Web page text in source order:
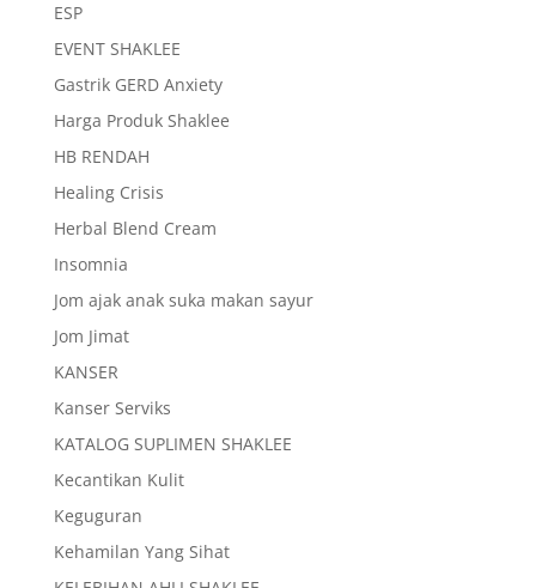
ESP
EVENT SHAKLEE
Gastrik GERD Anxiety
Harga Produk Shaklee
HB RENDAH
Healing Crisis
Herbal Blend Cream
Insomnia
Jom ajak anak suka makan sayur
Jom Jimat
KANSER
Kanser Serviks
KATALOG SUPLIMEN SHAKLEE
Kecantikan Kulit
Keguguran
Kehamilan Yang Sihat